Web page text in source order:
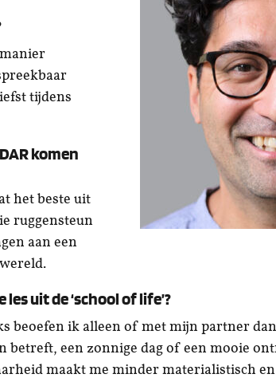
tijdens
komen
het beste uit
ruggensteun
aan een
uit de ‘school of life’?
beoefen ik alleen of met mijn partner
betreft, een zonnige dag of een mooie
maakt me minder materialistisch